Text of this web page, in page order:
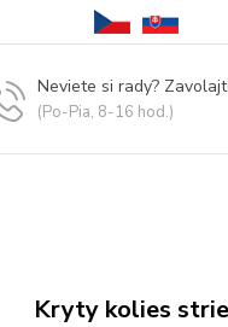
Neviete si rady?
(Po-Pia, 8-16 hod.)
Kryty kolies